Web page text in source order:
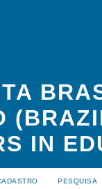
IN
PESQUISA